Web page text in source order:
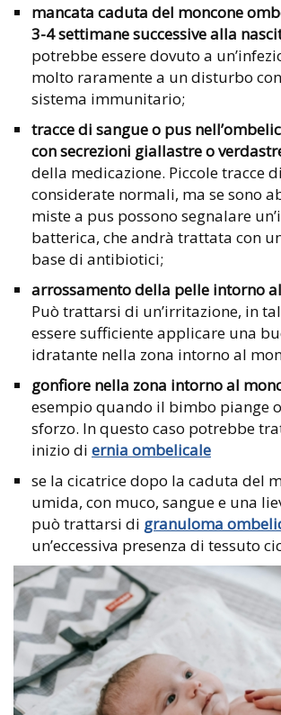
mancata caduta del moncone
3-4 settimane successive alla
potrebbe essere dovuto a
molto raramente a un disturbo
sistema immunitario;
tracce di sangue o pus
con secrezioni giallastre o
della medicazione. Piccole tracce
considerate normali, ma se sono
miste a pus possono segnalare
batterica, che andrà trattata con
base di antibiotici;
arrossamento della pelle intorno
Può trattarsi di un’irritazione, in
essere sufficiente applicare una
idratante nella zona intorno al
gonfiore nella zona intorno al
esempio quando il bimbo piange
sforzo. In questo caso potrebbe
inizio di ernia ombelicale
se la cicatrice dopo la caduta del
umida, con muco, sangue e una
può trattarsi di granuloma
un’eccessiva presenza di tessuto